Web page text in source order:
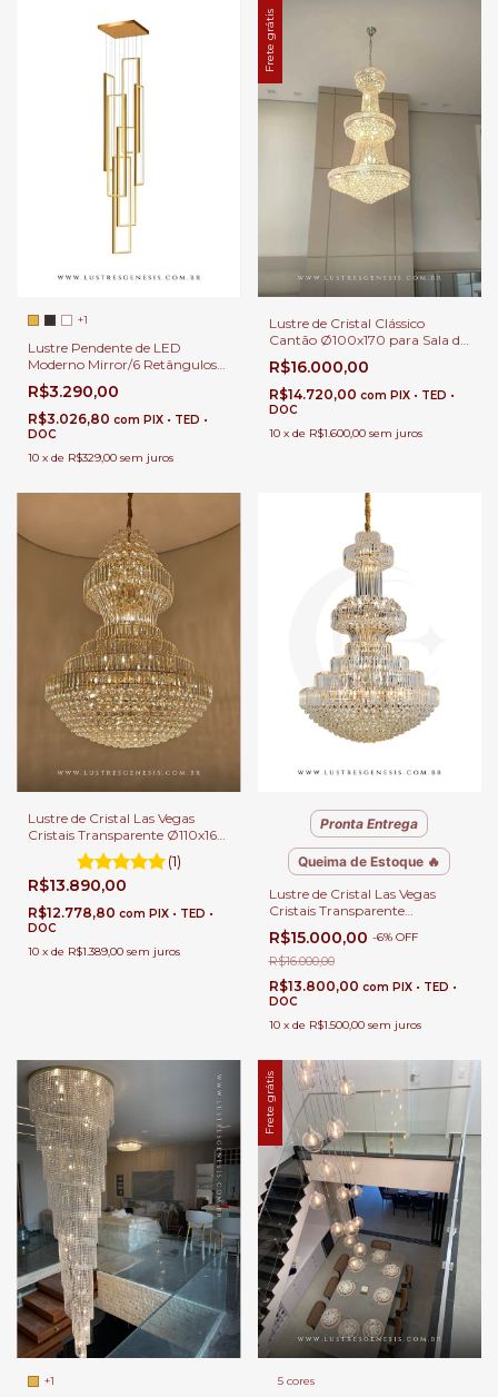
+1
Lustre Pendente de LED
Moderno Mirror/6 Retângulos
60x25cm Para Casas Pé Direito
Duplo e Alto
R$3.290,00
R$3.026,80 com PIX • TED •
DOC
10 x de R$329,00 sem juros
Frete grátis
Lustre de Cristal Clássico
Cantão Ø100x170 para Sala de
Jantar, Sala de Estar, Escadas,
Pé Direito Duplo e Alto.
R$16.000,00
R$14.720,00 com PIX • TED •
DOC
10 x de R$1.600,00 sem juros
Lustre de Cristal Las Vegas
Cristais Transparente Ø110x160
para Casas com Pé Direito
Duplo e Buffet
(1)
R$13.890,00
R$12.778,80 com PIX • TED •
DOC
10 x de R$1.389,00 sem juros
Pronta Entrega
Queima de Estoque 🔥
Lustre de Cristal Las Vegas
Cristais Transparente
Ø120x180 para Casas com Pé
Direito Duplo e Buffet
R$15.000,00 -6% OFF
R$16.000,00
R$13.800,00 com PIX • TED •
DOC
10 x de R$1.500,00 sem juros
+1
Frete grátis
5 cores